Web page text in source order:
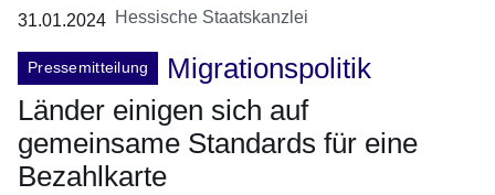
31.01.2024 Hessische Staatskanzlei
Pressemitteilung
Migrationspolitik
Länder einigen sich auf
gemeinsame Standards für eine
Bezahlkarte